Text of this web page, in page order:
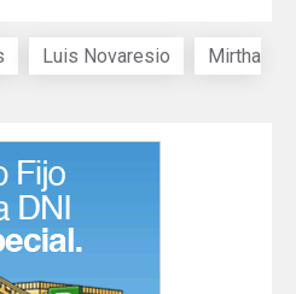
Luis Novaresio
Mirtha